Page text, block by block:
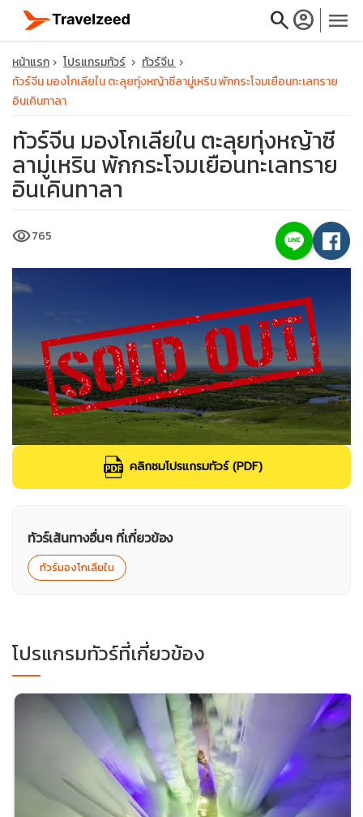
searchaccount_circle menu
close
travel_explore
calendar_month
หน้าแรก โปรแกรมทัวร์
ทัวร์จีน
ทัวร์จีน มองโกเลียใน ตะลุยทุ่งหญ้าซีลามู่เหริน พักกระโจมเยือนทะเลทราย
อินเคินทาลา
ทัวร์จีน มองโกเลียใน ตะลุยทุ่งหญ้าซี
ลามู่เหริน พักกระโจมเยือนทะเลทราย
อินเคินทาลา
visibility765
คลิกชมโปรแกรมทัวร์ (PDF)
ทัวร์เส้นทางอื่นๆ ที่เกี่ยวข้อง
ทัวร์มองโกเลียใน
โปรแกรมทัวร์ที่เกี่ยวข้อง